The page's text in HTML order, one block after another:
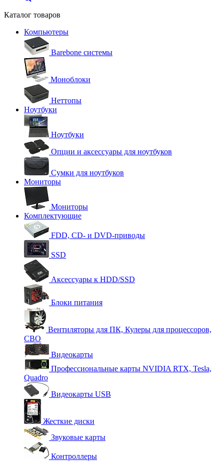
Каталог товаров
Компьютеры
Barebone системы
Моноблоки
Неттопы
Ноутбуки
Ноутбуки
Опции и аксессуары для ноутбуков
Сумки для ноутбуков
Мониторы
Мониторы
Комплектующие
FDD, CD- и DVD-приводы
SSD
Аксессуары к HDD/SSD
Блоки питания
Вентиляторы для ПК, Кулеры для процессоров,
СВО
Видеокарты
Профессиональные карты NVIDIA RTX, Tesla,
Quadro
Видеокарты USB
Жесткие диски
Звуковые карты
Контроллеры